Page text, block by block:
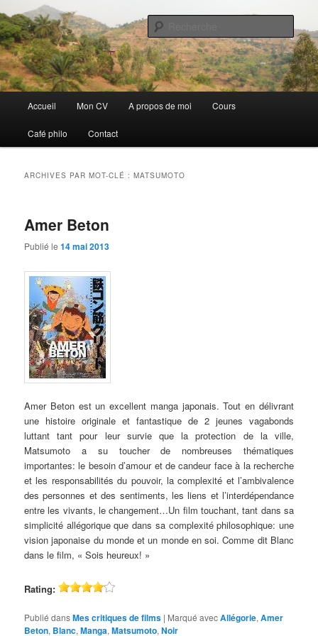
au
contenu
principal
au
contenu
secondaireGuillaume Nicaise
Discovery
principal
Accueil Mon CV A propos de moi Cours
Café philo Contact
ARCHIVES PAR MOT-CLÉ :MATSUMOTO
Amer Beton
Publié le14 mai 2013
Amer Beton est un excellent manga japonais. Tout en délivrant
une histoire originale et fantastique de 2 jeunes vagabonds
luttant tant pour leur survie que la protection de la ville,
Matsumoto a su toucher de nombreuses thématiques
importantes: le besoin d’amour et de candeur face à la recherche
et les responsabilités du pouvoir, la complexité et l’ambivalence
des personnes et des sentiments, les liens et l’interdépendance
entre les vivants, le changement…Un film touchant, tant dans sa
simplicité allégorique que dans sa complexité philosophique: une
vision japonaise du monde et un monde en soi. Comme dit Blanc
dans le film, « Sois heureux! »
Rating:
Publié dansMes critiques de films | Marqué avecAllégorie,Amer
Beton, Blanc,Manga,Matsumoto,Noir